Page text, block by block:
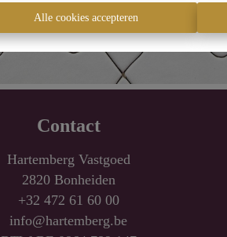
Alle cookies accepteren
Contact
Hartemberg Vastgoed
2820 Bonheiden
+32 472 61 60 00
info@hartemberg.be